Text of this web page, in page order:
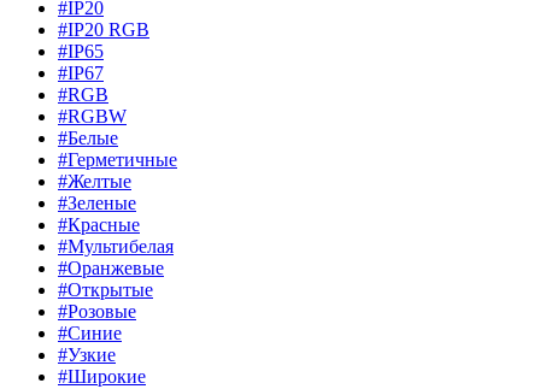
#IP20
#IP20 RGB
#IP65
#IP67
#RGB
#RGBW
#Белые
#Герметичные
#Желтые
#Зеленые
#Красные
#Мультибелая
#Оранжевые
#Открытые
#Розовые
#Синие
#Узкие
#Широкие